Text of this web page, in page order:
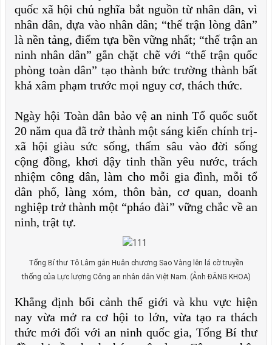
quốc xã hội chủ nghĩa bắt nguồn từ nhân dân, vì
nhân dân, dựa vào nhân dân; “thế trận lòng dân”
là nền tảng, điểm tựa bền vững nhất; “thế trận an
ninh nhân dân” gắn chặt chẽ với “thế trận quốc
phòng toàn dân” tạo thành bức trường thành bất
khả xâm phạm trước mọi nguy cơ, thách thức.
Ngày hội Toàn dân bảo vệ an ninh Tổ quốc suốt
20 năm qua đã trở thành một sáng kiến chính trị-
xã hội giàu sức sống, thấm sâu vào đời sống
cộng đồng, khơi dậy tinh thần yêu nước, trách
nhiệm công dân, làm cho mỗi gia đình, mỗi tổ
dân phố, làng xóm, thôn bản, cơ quan, doanh
nghiệp trở thành một “pháo đài” vững chắc về an
ninh, trật tự.
Tổng Bí thư Tô Lâm gắn Huân chương Sao Vàng lên lá cờ truyền
thống của Lực lượng Công an nhân dân Việt Nam. (Ảnh ĐĂNG KHOA)
Khẳng định bối cảnh thế giới và khu vực hiện
nay vừa mở ra cơ hội to lớn, vừa tạo ra thách
thức mới đối với an ninh quốc gia, Tổng Bí thư